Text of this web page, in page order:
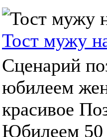
Тост мужу
Сценарий
юбилеем
красивое
Юбилеем